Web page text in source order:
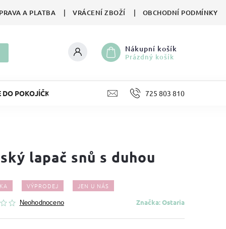
A PLATBA VRÁCENÍ ZBOŽÍ OBCHODNÍ PODMÍNKY
Nákupní košík
Prázdný košík
POKOJÍČKU LIFESTYLE HRAČKY
725 803 810
lapač snů s duhou
VÝPRODEJ JEN U NÁS
Neohodnoceno Značka:Ostaria